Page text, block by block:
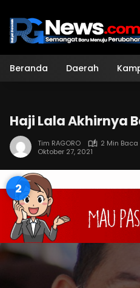
konten
Beranda Daerah
Haji Lala Akhirnya
Tim RAGORO
2 Min Baca
Oktober 27, 2021
1